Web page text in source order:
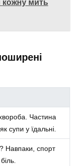
мить
Частина
супи у їдальні.
Навпаки, спорт